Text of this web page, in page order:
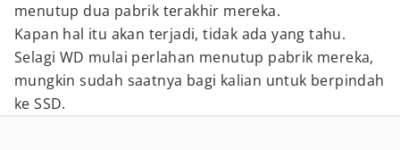
menutup dua pabrik terakhir mereka.
Kapan hal itu akan terjadi, tidak ada yang tahu.
Selagi WD mulai perlahan menutup pabrik mereka,
mungkin sudah saatnya bagi kalian untuk berpindah
ke SSD.